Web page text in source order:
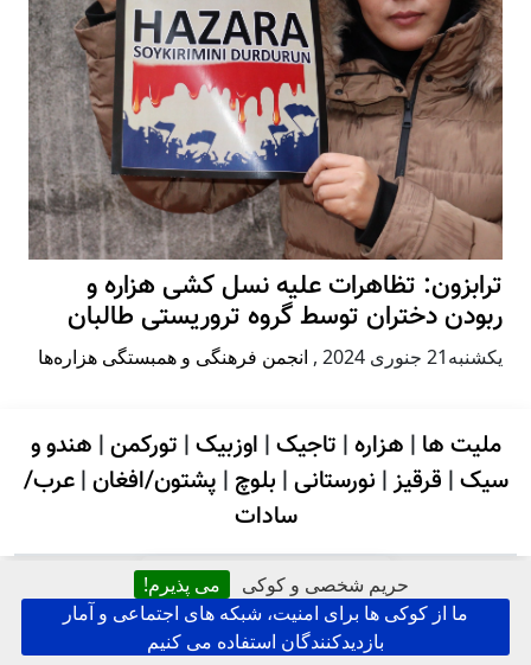
حریم شخصی و کوکی
می پذیرم!
ما از کوکی ها برای امنیت، شبکه های اجتماعی و آمار
بازدیدکنندگان استفاده می کنیم
ترابزون: تظاهرات علیه نسل کشی هزاره و
ربودن دختران توسط گروه تروریستی طالبان
يكشنبه21 جنوری 2024 , انجمن فرهنگی و همبستگی هزاره‌ها
ملیت ها | هزاره| تاجیک| اوزبیک| تورکمن| هندو و
سیک| قرقیز| نورستانی| بلوچ | پشتون/افغان|عرب/
سادات
جستجو در کابل پرس